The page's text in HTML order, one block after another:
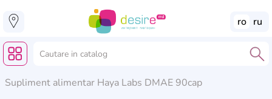
ro ru
Supliment alimentar Haya Labs DMAE 90cap